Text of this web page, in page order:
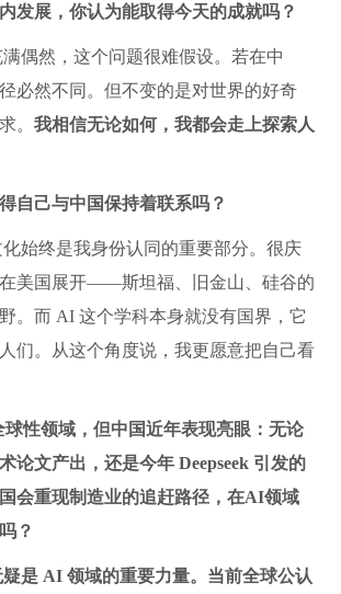
发展，你认为能取得今天的成就吗？
满偶然，这个问题很难假设。若在中
必然不同。但不变的是对世界的好奇
。 我相信无论如何，我都会走上探索人
自己与中国保持着联系吗？
化始终是我身份认同的重要部分。很庆
美国展开——斯坦福、旧金山、硅谷的
。而 AI 这个学科本身就没有国界，它
们。从这个角度说，我更愿意把自己看
性领域，但中国近年表现亮眼：无论
论文产出，还是今年 Deepseek 引发的
会重现制造业的追赶路径，在AI领域
？
疑是 AI 领域的重要力量。当前全球公认